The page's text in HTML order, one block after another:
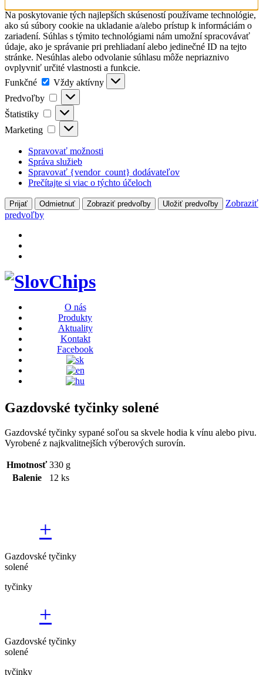
Na poskytovanie tých najlepších skúseností používame technológie,
ako sú súbory cookie na ukladanie a/alebo prístup k informáciám o
zariadení. Súhlas s týmito technológiami nám umožní spracovávať
údaje, ako je správanie pri prehliadaní alebo jedinečné ID na tejto
stránke. Nesúhlas alebo odvolanie súhlasu môže nepriaznivo
ovplyvniť určité vlastnosti a funkcie.
Funkčné
Funkčné
Vždy aktívny
Predvoľby
Predvoľby
Štatistiky Štatistiky
Marketing Marketing
Spravovať možnosti
Správa služieb
Spravovať {vendor_count} dodávateľov
Prečítajte si viac o týchto účeloch
Prijať Odmietnuť Zobraziť predvoľby Uložiť predvoľby
Zobraziť
predvoľby
O nás
Produkty
Aktuality
Kontakt
Facebook
Gazdovské tyčinky solené
Gazdovské tyčinky sypané soľou sa skvele hodia k vínu alebo pivu.
Vyrobené z najkvalitnejších výberových surovín.
Hmotnosť 330 g
Balenie
12 ks
+
Gazdovské tyčinky
solené
tyčinky
+
Gazdovské tyčinky
solené
tyčinky